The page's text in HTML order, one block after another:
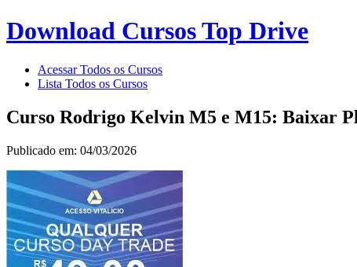
Download Cursos Top Drive
Acessar Todos os Cursos
Lista Todos os Cursos
Curso Rodrigo Kelvin M5 e M15: Baixar
Publicado em: 04/03/2026